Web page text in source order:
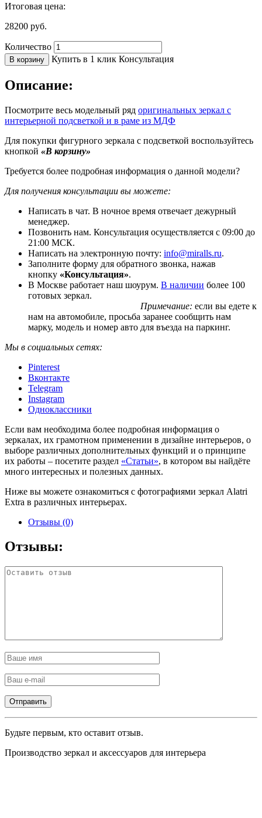
Итоговая цена:
28200 руб.
Количество
В корзину Купить в 1 клик Консультация
Описание:
Посмотрите весь модельный ряд оригинальных зеркал с
интерьерной подсветкой и в раме из МДФ
Для покупки фигурного зеркала с подсветкой воспользуйтесь
кнопкой «В корзину»
Требуется более подробная информация о данной модели?
Для получения консультации вы можете:
Написать в чат. В ночное время отвечает дежурный
менеджер.
Позвонить нам. Консультация осуществляется с 09:00 до
21:00 МСК.
Написать на электронную почту: info@miralls.ru.
Заполните форму для обратного звонка, нажав
кнопку «Консультация».
В Москве работает наш шоурум. В наличии более 100
готовых зеркал.
Примечание: если вы едете к
нам на автомобиле, просьба заранее сообщить нам
марку, модель и номер авто для въезда на паркинг.
Мы в социальных сетях:
Pinterest
Вконтакте
Telegram
Instagram
Одноклассники
Если вам необходима более подробная информация о
зеркалах, их грамотном применении в дизайне интерьеров, о
выборе различных дополнительных функций и о принципе
их работы – посетите раздел «Статьи», в котором вы найдёте
много интересных и полезных данных.
Ниже вы можете ознакомиться с фотографиями зеркал Alatri
Extra в различных интерьерах.
Отзывы (0)
Отзывы:
Будьте первым, кто оставит отзыв.
Производство зеркал и аксессуаров для интерьера